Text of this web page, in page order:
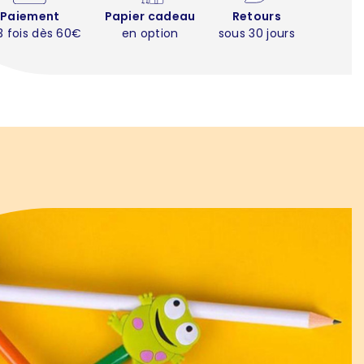
Paiement
fois dès 60€
Papier cadeau
en option
Retours
sous 30 jours